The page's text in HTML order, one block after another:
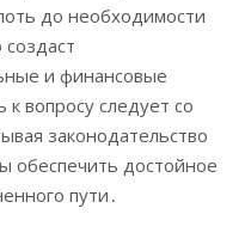
до необходимости
и финансовые
вопросу следует со
законодательство
обеспечить достойное
пути․